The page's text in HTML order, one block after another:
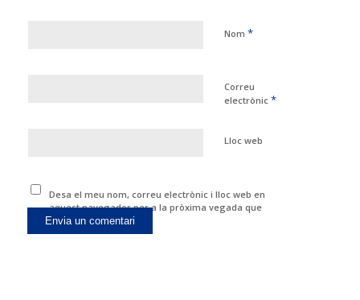
Nom *
Correu
electrònic *
Lloc web
Desa el meu nom, correu electrònic i lloc web en
aquest navegador per a la pròxima vegada que
comenti.